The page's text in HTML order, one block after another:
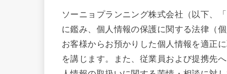
ソーニョプランニング株式会社（以下、
に鑑み、個人情報の保護に関する法律（
お客様からお預かりした個人情報を適正
を講じます。また、従業員および提携先